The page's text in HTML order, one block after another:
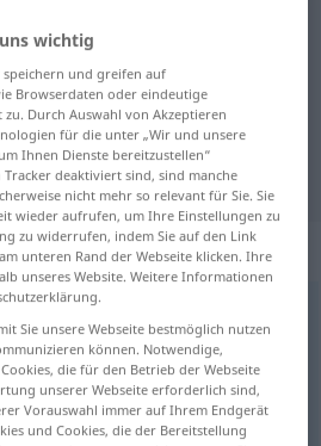
Wörterbuch
Übersetzung für
Übersetzung
: maskulin
anklicken/antippen)
wichtig
und greifen auf
Browserdaten oder eindeutige
Durch Auswahl von Akzeptieren
für die unter „Wir und unsere
Ihnen Dienste bereitzustellen“
deaktiviert sind, sind manche
nicht mehr so relevant für Sie. Sie
wieder aufrufen, um Ihre Einstellungen zu
zu widerrufen, indem Sie auf den Link
unteren Rand der Webseite klicken. Ihre
unseres Website. Weitere Informationen
Sie unsere Webseite bestmöglich nutzen
können. Notwendige,
die für den Betrieb der Webseite
unserer Webseite erforderlich sind,
Vorauswahl immer auf Ihrem Endgerät
und Cookies, die der Bereitstellung